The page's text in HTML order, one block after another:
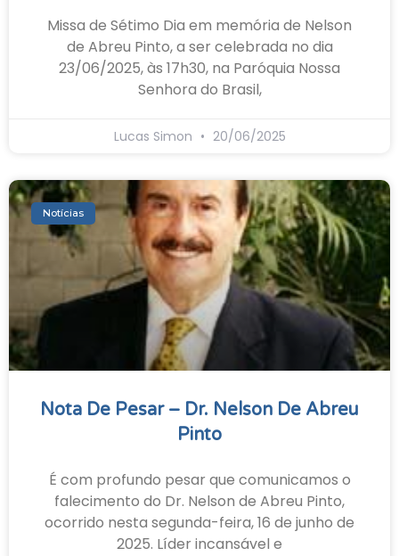
Missa de Sétimo Dia em memória de Nelson
de Abreu Pinto, a ser celebrada no dia
23/06/2025, às 17h30, na Paróquia Nossa
Senhora do Brasil,
Lucas Simon 20/06/2025
Notícias
Nota De Pesar – Dr. Nelson De Abreu
Pinto
É com profundo pesar que comunicamos o
falecimento do Dr. Nelson de Abreu Pinto,
ocorrido nesta segunda-feira, 16 de junho de
2025. Líder incansável e